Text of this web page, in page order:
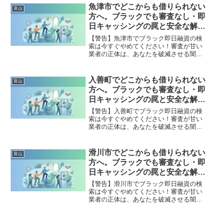
村で違法業者を避け、借金地獄から抜け
出した方々の実体験と確実な解決策を完
全公開。
富山
魚津市でどこからも借りられない
方へ。ブラックでも審査なし・即
日キャッシングの罠と安全な解決
策
【警告】魚津市でブラック即日融資の検
索は今すぐやめてください！審査が甘い
業者の正体は、あなたを破滅させる闇金
市で違法業者を避け、借金地獄から抜け
出した方々の実体験と確実な解決策を完
全公開。
富山
入善町でどこからも借りられない
方へ。ブラックでも審査なし・即
日キャッシングの罠と安全な解決
策
【警告】入善町でブラック即日融資の検
索は今すぐやめてください！審査が甘い
業者の正体は、あなたを破滅させる闇金
町で違法業者を避け、借金地獄から抜け
出した方々の実体験と確実な解決策を完
全公開。
富山
滑川市でどこからも借りられない
方へ。ブラックでも審査なし・即
日キャッシングの罠と安全な解決
策
【警告】滑川市でブラック即日融資の検
索は今すぐやめてください！審査が甘い
業者の正体は、あなたを破滅させる闇金